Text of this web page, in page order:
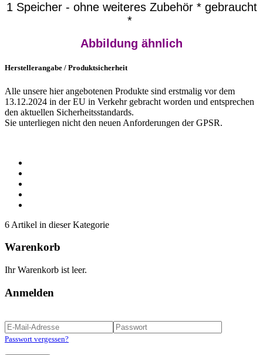
1 Speicher - ohne weiteres Zubehör * gebraucht
*
Abbildung ähnlich
Herstellerangabe / Produktsicherheit
Alle unsere hier angebotenen Produkte sind erstmalig vor dem
13.12.2024 in der EU in Verkehr gebracht worden und entsprechen
den aktuellen Sicherheitsstandards.
Sie unterliegen nicht den neuen Anforderungen der GPSR.
6 Artikel in dieser Kategorie
Warenkorb
Ihr Warenkorb ist leer.
Anmelden
Passwort vergessen?